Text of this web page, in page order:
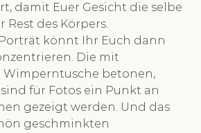
damit Euer Gesicht die selbe
Rest des Körpers.
könnt Ihr Euch dann
Die mit
Wimperntusche betonen,
für Fotos ein Punkt an
gezeigt werden. Und das
geschminkten